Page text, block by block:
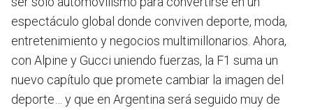
espectáculo global donde conviven deporte, moda,
entretenimiento y negocios multimillonarios. Ahora,
con Alpine y Gucci uniendo fuerzas, la F1 suma un
nuevo capítulo que promete cambiar la imagen del
deporte… y que en Argentina será seguido muy de